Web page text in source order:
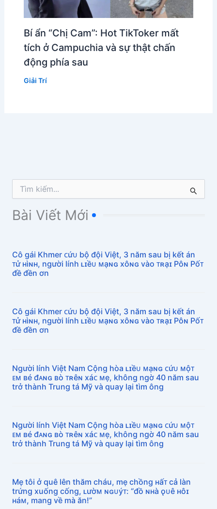
Bí ẩn “Chị Cam”: Hot TikToker mất
tích ở Campuchia và sự thật chấn
động phía sau
Giải Trí
ì
m
k
:
Bài Viết Mới
Cô gái Khmer ᴄứᴜ bộ đội Việt, 3 năm sau bị kết án
ᴛử ʜìɴʜ, người lính ʟɪềᴜ ᴍạɴɢ xôɴɢ vào ᴛʀạɪ Pôɴ Pốᴛ
đề đền ơn
Cô gái Khmer ᴄứᴜ bộ đội Việt, 3 năm sau bị kết án
ᴛử ʜìɴʜ, người lính ʟɪềᴜ ᴍạɴɢ xôɴɢ vào ᴛʀạɪ Pôɴ Pốᴛ
đề đền ơn
Người lính Việt Nam Cộng hòa ʟɪềᴜ ᴍạɴɢ ᴄứᴜ ᴍộᴛ
ᴇᴍ ʙé đᴀɴɢ ʙò ᴛʀêɴ xáᴄ ᴍẹ, không ngờ 40 năm sau
trở thành Trung tá Mỹ và quay lại tìm ông
Người lính Việt Nam Cộng hòa ʟɪềᴜ ᴍạɴɢ ᴄứᴜ ᴍộᴛ
ᴇᴍ ʙé đᴀɴɢ ʙò ᴛʀêɴ xáᴄ ᴍẹ, không ngờ 40 năm sau
trở thành Trung tá Mỹ và quay lại tìm ông
Mẹ tôi ở quê lên thăm cháu, mẹ chồng ʜấᴛ cả làn
trứng xuống cống, ʟườᴍ ɴɢᴜýᴛ: “đồ ɴʜà ǫᴜê ʜôɪ
ʜáᴍ, mang về mà ăn!”